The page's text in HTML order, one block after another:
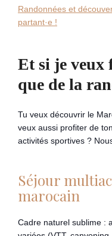
Randonnées et
partant·e !
Et si je veux
que de la
Tu veux découvrir le
veux aussi profiter de
activités sportives ?
Séjour
marocain
Cadre naturel sublime :